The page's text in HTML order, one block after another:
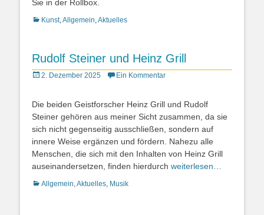
Sie in der Rollbox.
Kategorien
Kunst,Allgemein,Aktuelles
Rudolf Steiner und Heinz Grill
Posted
2. Dezember 2025 Ein Kommentar
Die beiden Geistforscher Heinz Grill und Rudolf
Steiner gehören aus meiner Sicht zusammen, da sie
sich nicht gegenseitig ausschließen, sondern auf
innere Weise ergänzen und fördern. Nahezu alle
Menschen, die sich mit den Inhalten von Heinz Grill
auseinandersetzen, finden hierdurch weiterlesen…
Kategorien
Allgemein,Aktuelles, Musik